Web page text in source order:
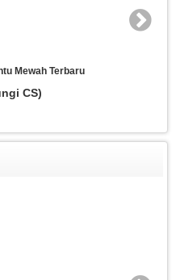
Lemari 3 Pintu Model